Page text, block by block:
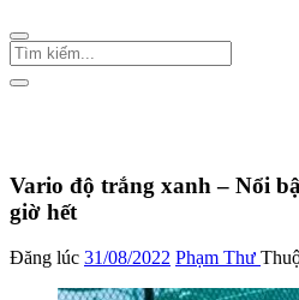
Vario độ trắng xanh – Nổi
giờ hết
Đăng lúc 31/08/2022 Phạm Thư